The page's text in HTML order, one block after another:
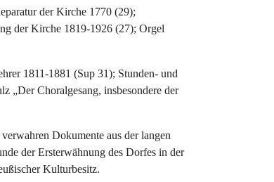
der Kirche 1770 (29);
der Kirche 1819-1926 (27); Orgel
1811-1881 (Sup 31); Stunden- und
„Der Choralgesang, insbesondere der
Dokumente aus der langen
der Ersterwähnung des Dorfes in der
Kulturbesitz.